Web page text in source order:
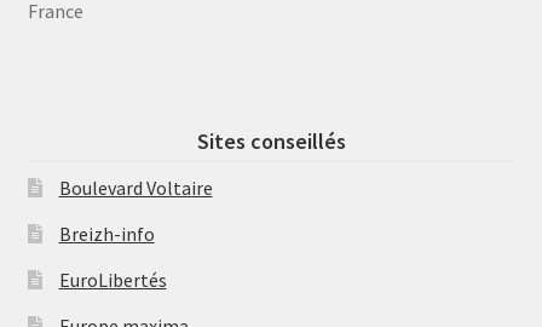
France
Sites conseillés
Boulevard Voltaire
Breizh-info
EuroLibertés